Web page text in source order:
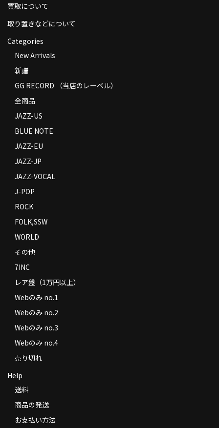
お支払い方法
返品
コンディション
Privacy Policy
特定商取引法に基づく表示
買取について
取り置きなどについて
Categories
New Arrivals
新譜
GG RECORD （当店のレーベル）
全商品
JAZZ-US
BLUE NOTE
JAZZ-EU
JAZZ-JP
JAZZ-VOCAL
J-POP
ROCK
FOLK,SSW
WORLD
その他
7INC
レア盤（1万円以上）
Webのみ no.1
Webのみ no.2
Webのみ no.3
Webのみ no.4
売り切れ
Help
送料
商品の発送
お支払い方法